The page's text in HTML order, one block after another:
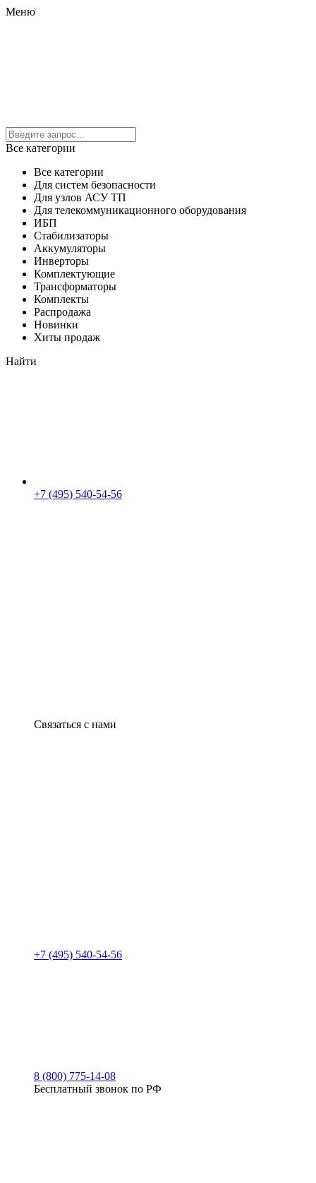
Меню
Все категории
Все категории
Для систем безопасности
Для узлов АСУ ТП
Для телекоммуникационного оборудования
ИБП
Стабилизаторы
Аккумуляторы
Инверторы
Комплектующие
Трансформаторы
Комплекты
Распродажа
Новинки
Хиты продаж
Найти
+7 (495) 540-54-56
Связаться с нами
+7 (495) 540-54-56
8 (800) 775-14-08
Бесплатный звонок по РФ